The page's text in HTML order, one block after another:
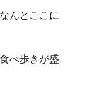
んとここに
べ歩きが盛